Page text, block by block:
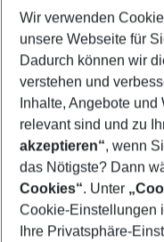
Select your date
10/08/26–08/08/
Who will travel
2 adults No
Wir verwenden
unsere Webseite für
Dadurch können wir
verstehen und
Inhalte, Angebote
relevant sind und zu
akzeptieren“, wenn
das Nötigste? Dann
Cookies“. Unter
Cookie-Einstellungen
Ihre Privatsphäre-